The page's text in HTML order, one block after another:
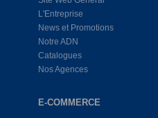
L'Entreprise
News et Promotions
Notre ADN
Catalogues
Nos Agences
E-COMMERCE